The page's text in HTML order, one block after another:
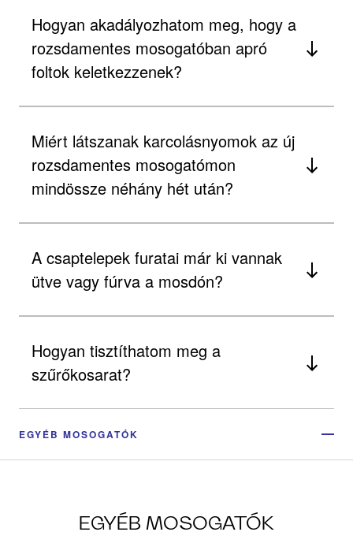
Hogyan akadályozhatom meg, hogy a
rozsdamentes mosogatóban apró
foltok keletkezzenek?
Miért látszanak karcolásnyomok az új
rozsdamentes mosogatómon
mindössze néhány hét után?
A csaptelepek furatai már ki vannak
ütve vagy fúrva a mosdón?
Hogyan tisztíthatom meg a
szűrőkosarat?
EGYÉB MOSOGATÓK
EGYÉB MOSOGATÓK